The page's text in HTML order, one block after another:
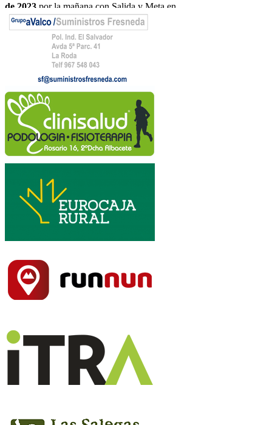
de 2023 por la mañana con Salida y Meta en
Villaverde de Guadalimar. La distancia a recorrer será
19Km. y 2.800mde desnivel acumulado.
Los participantes saldrán en masa.
Tiempos de paso Máximos:
Km 10; 3 horas y 30 minutos
Meta; 5 horas
El plazo de inscripción
Desde las 12:00 h. del 24 de noviembre de 2022
Art.4;El número máximo de inscripciones
salvo modificaciones posteriores consideradas
espera el resto de solicitudes recibidas.
La inscripción incluye : Participación en ½
Maratón La Sarga 2023, dorsal, recorrido señalizado,